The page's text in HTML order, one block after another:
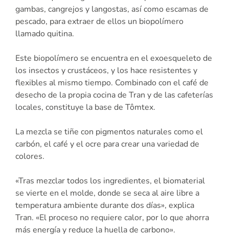
gambas, cangrejos y langostas, así como escamas de
pescado, para extraer de ellos un biopolímero
llamado quitina.
Este biopolímero se encuentra en el exoesqueleto de
los insectos y crustáceos, y los hace resistentes y
flexibles al mismo tiempo. Combinado con el café de
desecho de la propia cocina de Tran y de las cafeterías
locales, constituye la base de Tômtex.
La mezcla se tiñe con pigmentos naturales como el
carbón, el café y el ocre para crear una variedad de
colores.
«Tras mezclar todos los ingredientes, el biomaterial
se vierte en el molde, donde se seca al aire libre a
temperatura ambiente durante dos días», explica
Tran. «El proceso no requiere calor, por lo que ahorra
más energía y reduce la huella de carbono».